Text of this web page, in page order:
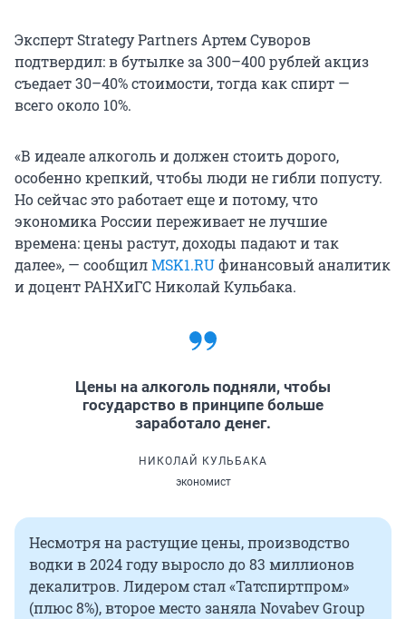
Эксперт Strategy Partners Артем Суворов
подтвердил: в бутылке за 300–400 рублейакциз
съедает 30–40% стоимости, тогда как спирт —
всего около 10%.
«В идеале алкоголь и должен стоить дорого,
особенно крепкий, чтобы люди не гибли попусту.
Но сейчас это работает еще и потому, что
экономика России переживает не лучшие
времена: цены растут, доходы падают и так
далее», — сообщилMSK1.RUфинансовый аналитик
и доцент РАНХиГС Николай Кульбака.
Цены на алкоголь подняли, чтобы
государство в принципе больше
заработало денег.
НИКОЛАЙ КУЛЬБАКА
экономист
Несмотря на растущие цены, производство
водки в 2024 году выросло до 83 миллионов
декалитров. Лидером стал «Татспиртпром»
(плюс 8%), второе место заняла Novabev Group